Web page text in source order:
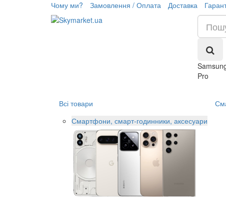
Чому ми? Замовлення / Оплата Доставка
Pro
Всі товари
Смартфони, смарт-годинники, аксесуари